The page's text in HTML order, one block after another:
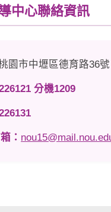
中心聯絡資訊
園市中壢區德育路36號
分機1209
：